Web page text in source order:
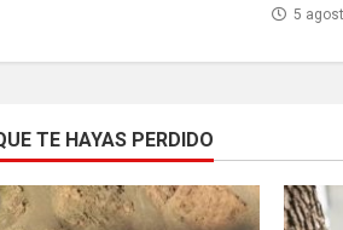
5
TE HAYAS PERDIDO